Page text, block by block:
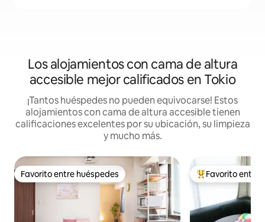
Los alojamientos con cama de altura
accesible mejor calificados en Tokio
¡Tantos huéspedes no pueden equivocarse! Estos
alojamientos con cama de altura accesible tienen
calificaciones excelentes por su ubicación, su limpieza
y mucho más.
Favorito entre huéspedes
Favorito entre huéspedes De los mejores
Favorito entre